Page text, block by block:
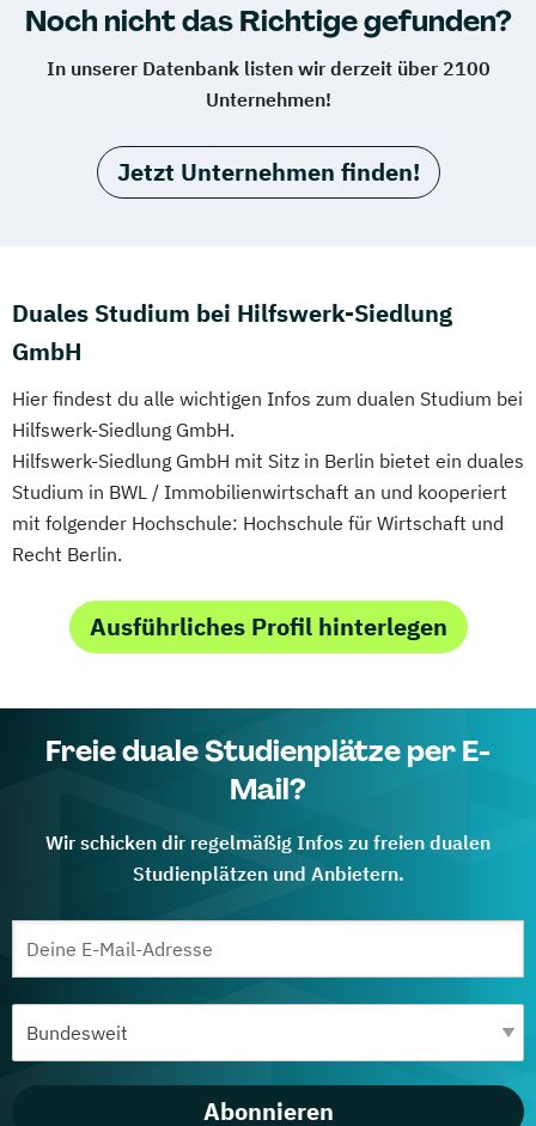
Noch nicht das Richtige gefunden?
In unserer Datenbank listen wir derzeit über 2100
Unternehmen!
Jetzt Unternehmen finden!
Duales Studium bei Hilfswerk-Siedlung
GmbH
Hier findest du alle wichtigen Infos zum dualen Studium bei
Hilfswerk-Siedlung GmbH.
Hilfswerk-Siedlung GmbH mit Sitz in Berlin bietet ein duales
Studium in BWL / Immobilienwirtschaft an und kooperiert
mit folgender Hochschule: Hochschule für Wirtschaft und
Recht Berlin.
Ausführliches Profil hinterlegen
Freie duale Studienplätze per E-
Mail?
Wir schicken dir regelmäßig Infos zu freien dualen
Studienplätzen und Anbietern.
Abonnieren